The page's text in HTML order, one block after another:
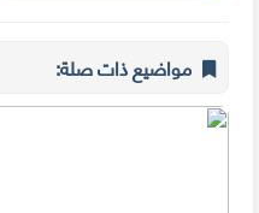
مواضيع ذات صلة: